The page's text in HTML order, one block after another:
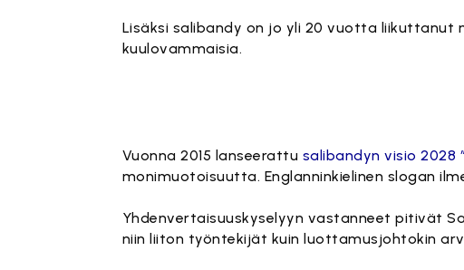
Lisäksi salibandy on jo yli 20 vuotta liikuttanut
kuulovammaisia.
Vuonna 2015 lanseerattu salibandyn visio 2028
monimuotoisuutta. Englanninkielinen slogan
Yhdenvertaisuuskyselyyn vastanneet pitivät
niin liiton työntekijät kuin luottamusjohtokin